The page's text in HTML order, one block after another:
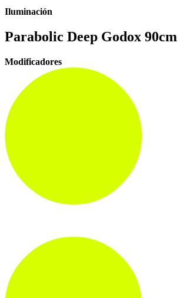
Iluminación
Parabolic Deep Godox 90cm
Modificadores